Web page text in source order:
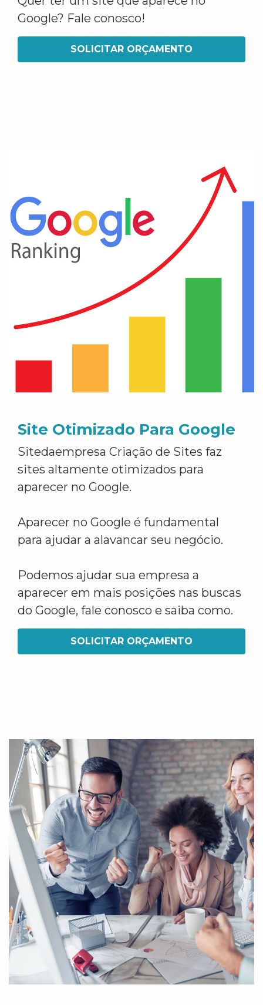
Google? Fale conosco!
SOLICITAR ORÇAMENTO
Site Otimizado Para Google
Sitedaempresa Criação de Sites faz
sites altamente otimizados para
aparecer no Google.
Aparecer no Google é fundamental
para ajudar a alavancar seu negócio.
Podemos ajudar sua empresa a
aparecer em mais posições nas buscas
do Google, fale conosco e saiba como.
SOLICITAR ORÇAMENTO